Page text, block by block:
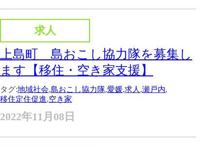
求人
上島町 島おこし協力隊を募集し
ます【移住・空き家支援】
タグ:地域社会,島おこし協力隊,愛媛,求人 ,瀬戸内,
移住定住促進,空き家
2022年11月08日